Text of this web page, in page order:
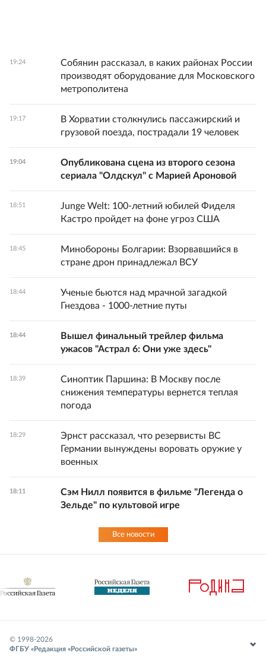
19:24
Собянин рассказал, в каких районах России
производят оборудование для Московского
метрополитена
19:17
В Хорватии столкнулись пассажирский и
грузовой поезда, пострадали 19 человек
19:04
Опубликована сцена из второго сезона
сериала "Олдскул" с Марией Ароновой
18:51
Junge Welt: 100-летний юбилей Фиделя
Кастро пройдет на фоне угроз США
18:45
Минобороны Болгарии: Взорвавшийся в
стране дрон принадлежал ВСУ
18:44
Ученые бьются над мрачной загадкой
Гнездова - 1000-летние путы
18:44
Вышел финальный трейлер фильма
ужасов "Астрал 6: Они уже здесь"
18:39
Синоптик Паршина: В Москву после
снижения температуры вернется теплая
погода
18:29
Эрнст рассказал, что резервисты ВС
Германии вынуждены воровать оружие у
военных
18:11
Сэм Нилл появится в фильме "Легенда о
Зельде" по культовой игре
Все новости
© 1998-2026
ФГБУ «Редакция «Российской газеты»